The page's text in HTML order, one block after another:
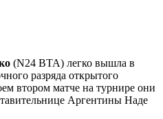
(N24 ВТА) легко вышла в
разряда открытого
втором матче на турнире они
Аргентины Наде